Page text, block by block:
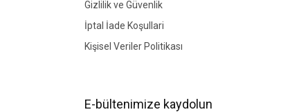
Gizlilik ve Güvenlik
İptal İade Koşullari
Kişisel Veriler Politikası
E-bültenimize kaydolun